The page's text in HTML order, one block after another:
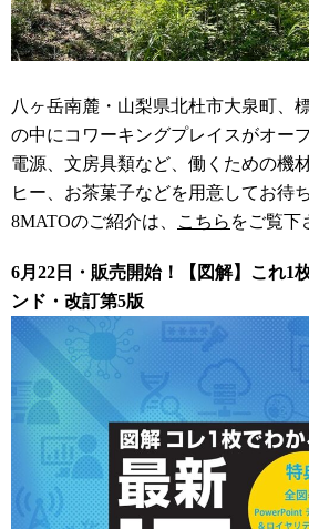
八ヶ岳南麓・山梨県北杜市大泉町、
の中にコワーキングプレイスがオー
電源、文房具類など、働くための機
ヒー、お茶菓子などを用意してお待
8MATOのご紹介は、
こちら をご覧下
6月22日・販売開始！【図解】これ1
ンド・改訂第5版